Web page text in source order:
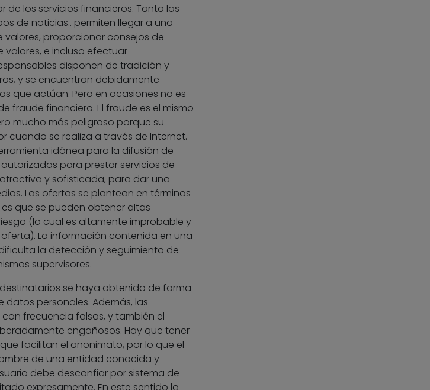
de los servicios financieros. Tanto las
de noticias.. permiten llegar a una
proporcionar consejos de
valores, e incluso efectuar
disponen de tradición y
y se encuentran debidamente
que actúan. Pero en ocasiones no es
fraude financiero. El fraude es el mismo
mucho más peligroso porque su
cuando se realiza a través de Internet.
idónea para la difusión de
para prestar servicios de
y sofisticada, para dar una
Las ofertas se plantean en términos
que se pueden obtener altas
(lo cual es altamente improbable y
La información contenida en una
la detección y seguimiento de
supervisores.
se haya obtenido de forma
personales. Además, las
frecuencia falsas, y también el
engañosos. Hay que tener
facilitan el anonimato, por lo que el
de una entidad conocida y
debe desconfiar por sistema de